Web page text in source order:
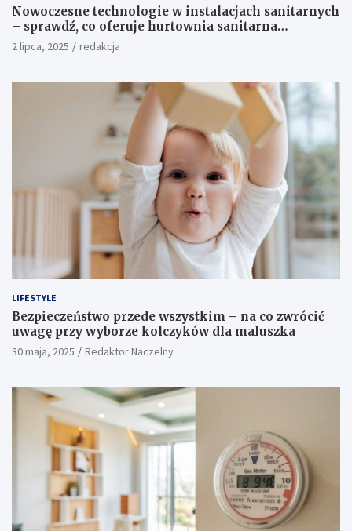
Nowoczesne technologie w instalacjach sanitarnych
– sprawdź, co oferuje hurtownia sanitarna
Proterm.sklep.pl
2 lipca, 2025 redakcja
LIFESTYLE
Bezpieczeństwo przede wszystkim – na co zwrócić
uwagę przy wyborze kolczyków dla maluszka
30 maja, 2025 Redaktor Naczelny